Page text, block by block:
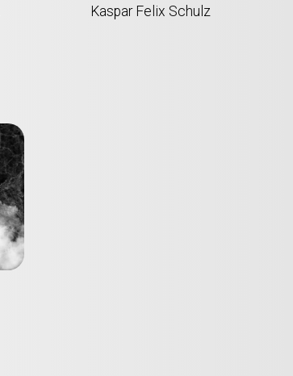
Kaspar Felix Schulz